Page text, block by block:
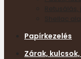
Retusálás,
Papírkezelés
Zárak,